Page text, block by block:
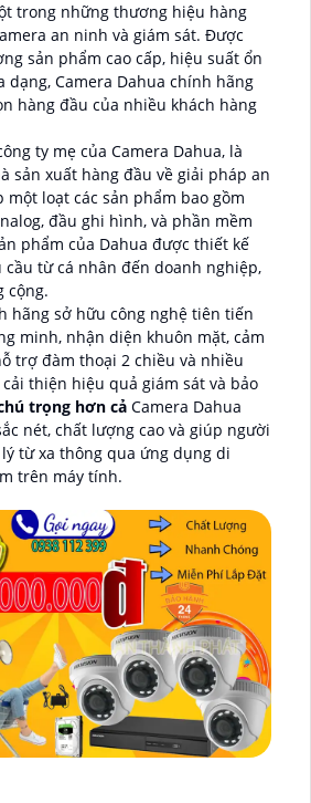
trong những thương hiệu hàng
an ninh và giám sát. Được
sản phẩm cao cấp, hiệu suất ổn
Camera Dahua chính hãng
hàng đầu của nhiều khách hàng
ty mẹ của Camera Dahua, là
sản xuất hàng đầu về giải pháp an
một loạt các sản phẩm bao gồm
đầu ghi hình, và phần mềm
phẩm của Dahua được thiết kế
từ cá nhân đến doanh nghiệp,
cộng.
hãng sở hữu công nghệ tiên tiến
minh, nhận diện khuôn mặt, cảm
trợ đàm thoại 2 chiều và nhiều
thiện hiệu quả giám sát và bảo
trọng hơn cả Camera Dahua
nét, chất lượng cao và giúp người
từ xa thông qua ứng dụng di
trên máy tính.